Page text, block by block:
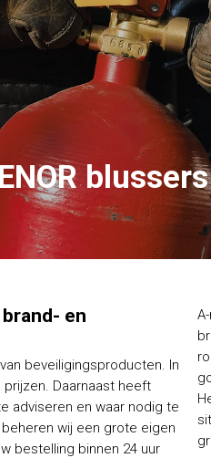
blussers
en
beveiligingsproducten. In
Daarnaast heeft
adviseren en waar nodig te
wij een grote eigen
bestelling binnen 24 uur